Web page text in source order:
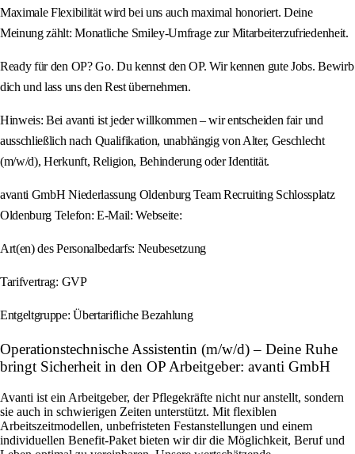
Maximale Flexibilität wird bei uns auch maximal honoriert. Deine
Meinung zählt: Monatliche Smiley-Umfrage zur Mitarbeiterzufriedenheit.
Ready für den OP? Go. Du kennst den OP. Wir kennen gute Jobs. Bewirb
dich und lass uns den Rest übernehmen.
Hinweis: Bei avanti ist jeder willkommen – wir entscheiden fair und
ausschließlich nach Qualifikation, unabhängig von Alter, Geschlecht
(m/w/d), Herkunft, Religion, Behinderung oder Identität.
avanti GmbH Niederlassung Oldenburg Team Recruiting Schlossplatz
Oldenburg Telefon: E-Mail: Webseite:
Art(en) des Personalbedarfs: Neubesetzung
Tarifvertrag: GVP
Entgeltgruppe: Übertarifliche Bezahlung
Operationstechnische Assistentin (m/w/d) – Deine Ruhe
bringt Sicherheit in den OP Arbeitgeber: avanti GmbH
Avanti ist ein Arbeitgeber, der Pflegekräfte nicht nur anstellt, sondern
sie auch in schwierigen Zeiten unterstützt. Mit flexiblen
Arbeitszeitmodellen, unbefristeten Festanstellungen und einem
individuellen Benefit-Paket bieten wir dir die Möglichkeit, Beruf und